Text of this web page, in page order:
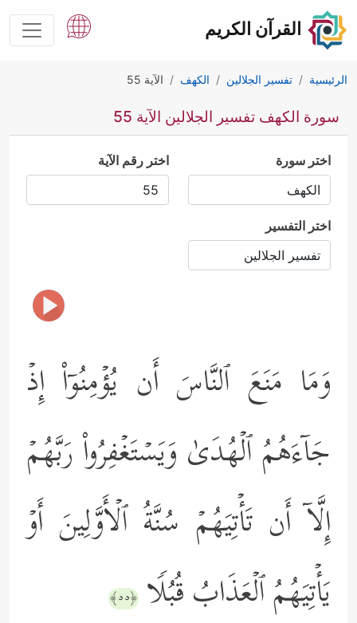
القرآن الكريم
الرئيسية تفسير الجلالين الكهف الآية 55
سورة الكهف تفسير الجلالين الآية 55
اختر سورة اختر رقم الآية
اختر التفسير
وَمَا مَنَعَ ٱلنَّاسَ أَن یُؤۡمِنُوۤاْ إِذۡ
جَاۤءَهُمُ ٱلۡهُدَىٰ وَیَسۡتَغۡفِرُواْ رَبَّهُمۡ
إِلَّاۤ أَن تَأۡتِیَهُمۡ سُنَّةُ ٱلۡأَوَّلِینَ أَوۡ
یَأۡتِیَهُمُ ٱلۡعَذَابُ قُبُلࣰا ﴿٥٥﴾